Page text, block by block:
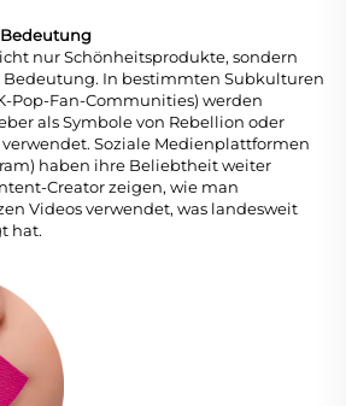
nur Schönheitsprodukte, sondern
In bestimmten Subkulturen
Pop-Fan-Communities) werden
als Symbole von Rebellion oder
Soziale Medienplattformen
haben ihre Beliebtheit weiter
Creator zeigen, wie man
Videos verwendet, was landesweit
hat.